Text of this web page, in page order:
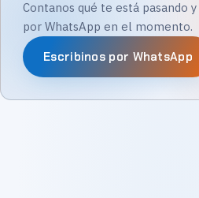
Contanos qué te está pasando
por WhatsApp en el momento.
Escribinos por WhatsApp